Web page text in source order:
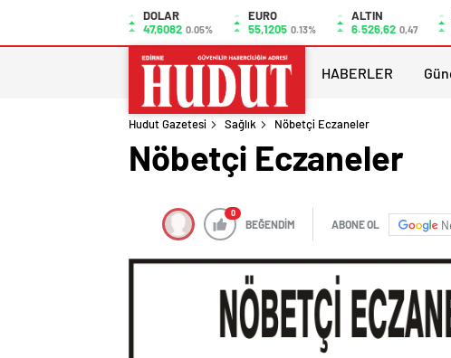
DOLAR
47,6082 0.05%
EURO
55,1205 0.13%
ALTIN
6.526,62 0,47
HABERLER
Hudut Gazetesi Sağlık Nöbetçi Eczaneler
Nöbetçi Eczaneler
0
BEĞENDİM ABONE OL